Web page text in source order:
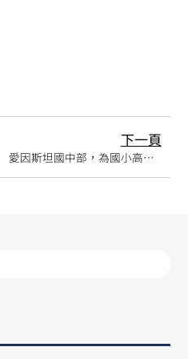
下一頁
愛因斯坦國中部，為國小高年級學生，開設四軸飛行器體驗活動